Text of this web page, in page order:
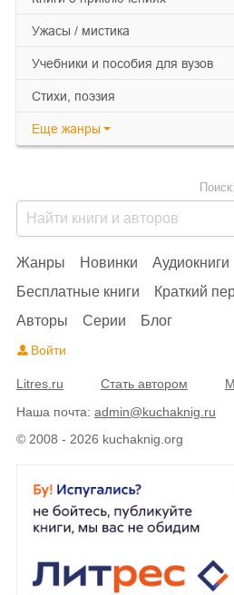
ужасы / мистика
учебники и пособия для вузов
cтихи, поэзия
Еще жанры
© 2008 - 2026 kuchaknig.org
Жанры Новинки Аудиокниги
Бесплатные книги
Краткий
Авторы
Серии Блог
Поиск:
Войти
Litres.ru Стать автором
Наша почта: admin@kuchaknig.ru